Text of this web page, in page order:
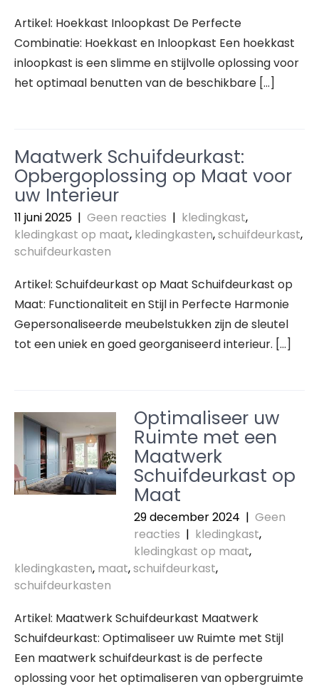
Artikel: Hoekkast Inloopkast De Perfecte
Combinatie: Hoekkast en Inloopkast Een hoekkast
inloopkast is een slimme en stijlvolle oplossing voor
het optimaal benutten van de beschikbare […]
Maatwerk Schuifdeurkast:
Opbergoplossing op Maat voor
uw Interieur
11 juni 2025 | Geen reacties | kledingkast,
kledingkast op maat, kledingkasten,schuifdeurkast,
schuifdeurkasten
Artikel: Schuifdeurkast op Maat Schuifdeurkast op
Maat: Functionaliteit en Stijl in Perfecte Harmonie
Gepersonaliseerde meubelstukken zijn de sleutel
tot een uniek en goed georganiseerd interieur. […]
Optimaliseer uw
Ruimte met een
Maatwerk
Schuifdeurkast op
Maat
29 december 2024 | Geen
reacties | kledingkast,
kledingkast op maat,
kledingkasten, maat,schuifdeurkast,
schuifdeurkasten
Artikel: Maatwerk Schuifdeurkast Maatwerk
Schuifdeurkast: Optimaliseer uw Ruimte met Stijl
Een maatwerk schuifdeurkast is de perfecte
oplossing voor het optimaliseren van opbergruimte